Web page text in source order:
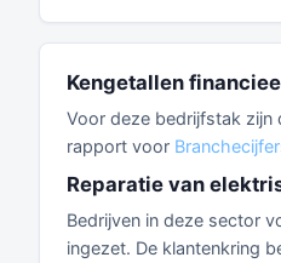
Kengetallen
Voor deze bedrijfstak zijn
rapport voor
Reparatie van
Bedrijven in deze sector
ingezet. De klantenkring